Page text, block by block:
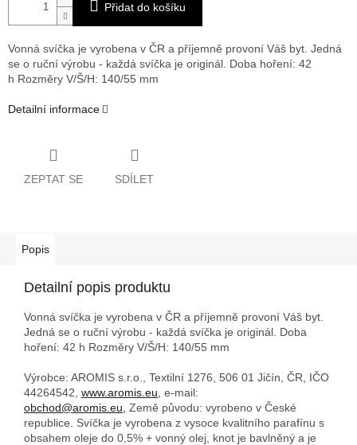
Přidat do košíku
Vonná svíčka je vyrobena v ČR a příjemně provoní Váš byt. Jedná
se o ruční výrobu - každá svíčka je originál. Doba hoření: 42
h Rozměry V/Š/H: 140/55 mm
Detailní informace
ZEPTAT SE SDÍLET
Popis
Detailní popis produktu
Vonná svíčka je vyrobena v ČR a příjemně provoní Váš byt.
Jedná se o ruční výrobu - každá svíčka je originál. Doba
hoření: 42 h Rozměry V/Š/H: 140/55 mm
Výrobce: AROMIS s.r.o., Textilní 1276, 506 01 Jičín, ČR, IČO
44264542, www.aromis.eu, e-mail:
obchod@aromis.eu, Země původu: vyrobeno v České
republice. Svíčka je vyrobena z vysoce kvalitního parafínu s
obsahem oleje do 0,5% + vonný olej, knot je bavlněný a je